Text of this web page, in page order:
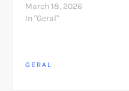
March 18, 2026
In "Geral"
GERAL